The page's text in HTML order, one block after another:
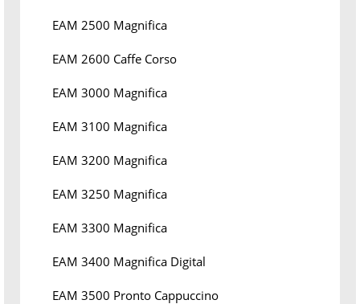
EAM 2500 Magnifica
EAM 2600 Caffe Corso
EAM 3000 Magnifica
EAM 3100 Magnifica
EAM 3200 Magnifica
EAM 3250 Magnifica
EAM 3300 Magnifica
EAM 3400 Magnifica Digital
EAM 3500 Pronto Cappuccino